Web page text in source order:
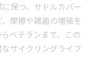
湿テクニック
湿の正しい手順
ドバイク肌を守る
肌保湿テクニッ
保つ、サドルカバー
摩擦や雑菌の増殖を
ベテランまで、この
サイクリングライフ